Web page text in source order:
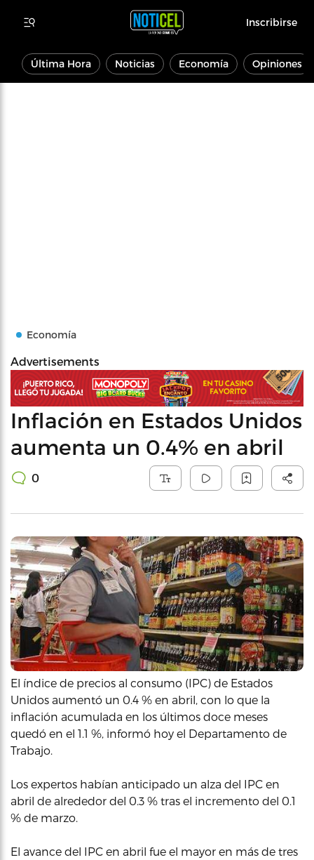
Inscribirse
Última Hora Noticias Economía Opiniones
Economía
Advertisements
Inflación en Estados Unidos
aumenta un 0.4% en abril
0
El índice de precios al consumo (IPC) de Estados
Unidos aumentó un 0.4 % en abril, con lo que la
inflación acumulada en los últimos doce meses
quedó en el 1.1 %, informó hoy el Departamento de
Trabajo.
Los expertos habían anticipado un alza del IPC en
abril de alrededor del 0.3 % tras el incremento del 0.1
% de marzo.
El avance del IPC en abril fue el mayor en más de tres